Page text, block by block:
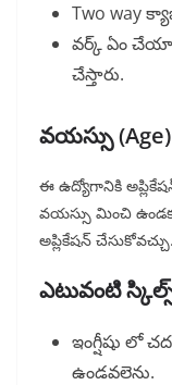
Two way
వర్క్ ఏం
చేస్తారు.
వయస్సు
ఈ ఉద్యోగానికి
వయస్సు మించి
అప్లికేషన్ చేసుకోవచ్చు.
ఎటువంటి
ఇంగ్షీషు లో
ఉండవలెను.